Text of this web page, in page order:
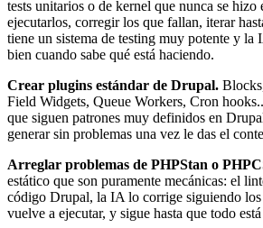
tests unitarios o de kernel que nunca se hizo
ejecutarlos, corregir los que fallan, iterar
tiene un sistema de testing muy potente y la
bien cuando sabe qué está haciendo.
Crear plugins estándar de Drupal.
Field Widgets, Queue Workers, Cron
que siguen patrones muy definidos en
generar sin problemas una vez le das el
Arreglar problemas de PHPStan o
estático que son puramente mecánicas: el
código Drupal, la IA lo corrige siguiendo los
vuelve a ejecutar, y sigue hasta que todo